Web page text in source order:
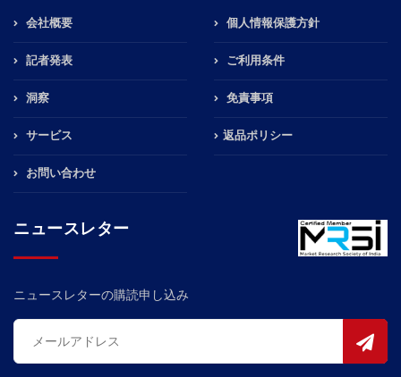
会社概要
記者発表
洞察
サービス
お問い合わせ
個人情報保護方針
ご利用条件
免責事項
返品ポリシー
ニュースレター
ニュースレターの購読申し込み